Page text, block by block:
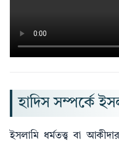
হাদিস সম্পর্কে
ইসলামি ধর্মতত্ত্ব বা